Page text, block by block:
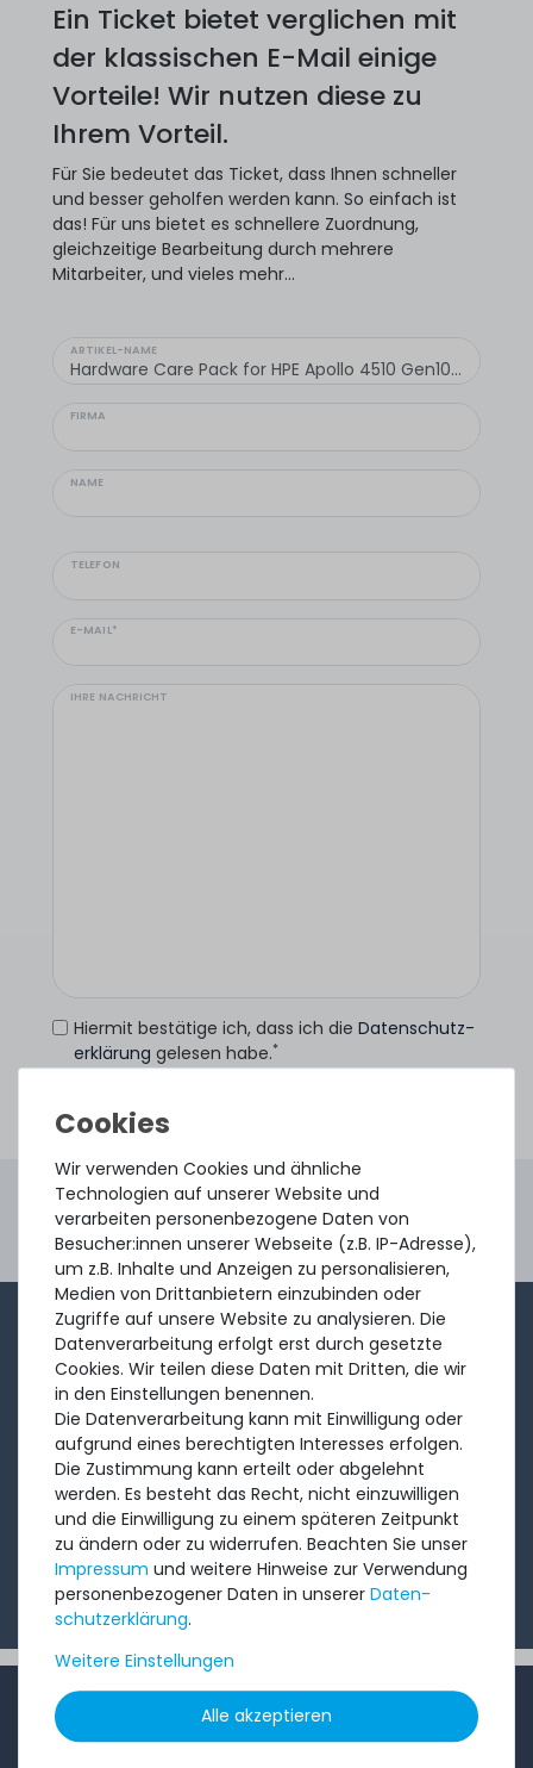
Ein Ticket bietet verglichen mit
der klassischen E-Mail einige
Vorteile! Wir nutzen diese zu
Ihrem Vorteil.
Für Sie bedeutet das Ticket, dass Ihnen schneller
und besser geholfen werden kann. So einfach ist
das! Für uns bietet es schnellere Zuordnung,
gleichzeitige Bearbeitung durch mehrere
Mitarbeiter, und vieles mehr...
ARTIKEL-NAME
FIRMA
NAME
TELEFON
E-MAIL*
IHRE NACHRICHT
Hiermit bestätige ich, dass ich die Daten­schutz­
erklärung gelesen habe.*
4.96 /5.00aus8.500Bewertungen
Gebraucht. Geprüft. Geliefert.
1-2x im Monat sendet André aus dem Vertriebsteam
eine kurze, knackige Mail mit Angeboten, neu
eingetroffenen Produkten und Informationen, die Sie
interessieren könnten. Probieren Sie's!
Abonnieren
Ich möchte Ihren Newsletter erhalten und akzeptiere
dieDatenschutzerklärung.
Wir verwenden Cookies und ähnliche
Technologien auf unserer Website und
verarbeiten personenbezogene Daten von
Besucher:innen unserer Webseite (z.B. IP-Adresse),
um z.B. Inhalte und Anzeigen zu personalisieren,
Medien von Drittanbietern einzubinden oder
Zugriffe auf unsere Website zu analysieren. Die
Datenverarbeitung erfolgt erst durch gesetzte
Cookies. Wir teilen diese Daten mit Dritten, die wir
in den Einstellungen benennen.
Die Datenverarbeitung kann mit Einwilligung oder
aufgrund eines berechtigten Interesses erfolgen.
Die Zustimmung kann erteilt oder abgelehnt
werden. Es besteht das Recht, nicht einzuwilligen
und die Einwilligung zu einem späteren Zeitpunkt
zu ändern oder zu widerrufen. Beachten Sie unser
Impressum und weitere Hinweise zur Verwendung
personenbezogener Daten in unserer Daten­
schutz­erklärung.
Weitere Einstellungen
Alle akzeptieren
INFORMATIONEN